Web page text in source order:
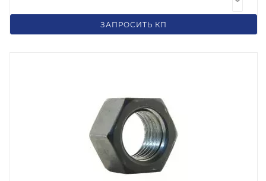
ЗАПРОСИТЬ КП